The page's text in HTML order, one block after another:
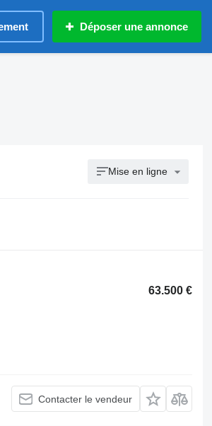
Déposer une annonce
Mise en ligne
63.500 €
Contacter le vendeur